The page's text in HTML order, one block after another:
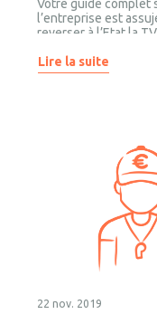
Votre guide complet
l’entreprise est
reverser à l’Etat la
récupérer la TVA
cadre de son activité
Lire la suite
22 nov. 2019